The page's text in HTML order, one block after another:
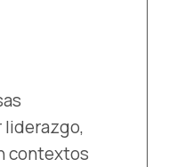
liderazgo,
contextos